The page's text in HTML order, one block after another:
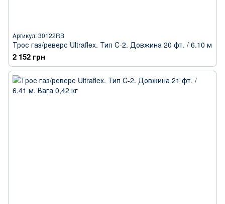
Артикул: 30122RB
Трос газ/реверс Ultraflex. Тип C-2. Довжина 20 фт. / 6.10 м
2 152 грн